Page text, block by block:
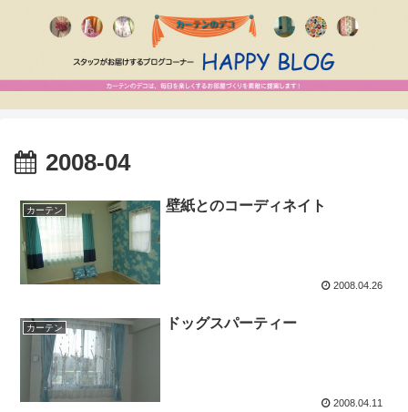
2008-04
カーテン 壁紙とのコーディネイト
2008.04.26
カーテン ドッグスパーティー
2008.04.11